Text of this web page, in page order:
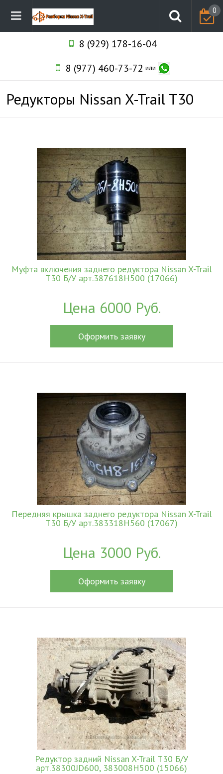
0
8 (929) 178-16-04
8 (977) 460-73-72 или
Редукторы Nissan X-Trail T30
Муфта включения заднего редуктора Nissan X-Trail
T30 Б/У арт.387618H500 (17066)
Цена 6000 Руб.
Оформить заявку
Передняя крышка заднего редуктора Nissan X-Trail
T30 Б/У арт.383318H560 (17067)
Цена 3000 Руб.
Оформить заявку
Редуктор задний Nissan X-Trail T30 Б/У
арт.38300JD600, 383008H500 (15066)